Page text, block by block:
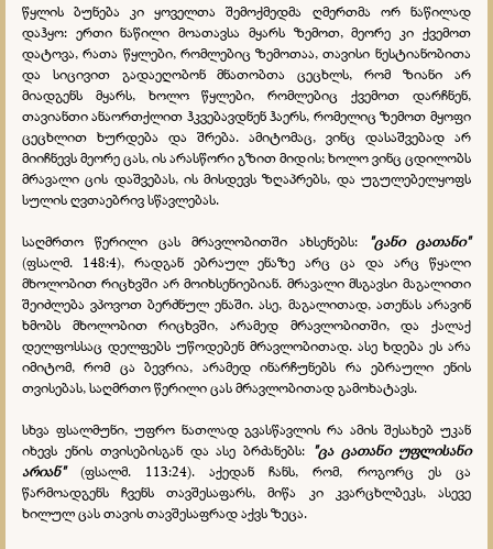
წყლის ბუნება კი ყოველთა შემოქმედმა ღმერთმა ორ ნაწილად
დაჰყო: ერთი ნაწილი მოათავსა მყარს ზემოთ, მეორე კი ქვემოთ
დატოვა, რათა წყლები, რომლებიც ზემოთაა, თავისი ნესტიანობითა
და სიცივით გადაეღობონ მნათობთა ცეცხლს, რომ ზიანი არ
მიადგენს მყარს, ხოლო წყლები, რომლებიც ქვემოთ დარჩნენ,
თავიანთი ანაორთქლით ჰკვებავდნენ ჰაერს, რომელიც ზემოთ მყოფი
ცეცხლით ხურდება და შრება. ამიტომაც, ვინც დასაშვებად არ
მიიჩნევს მეორე ცას, ის არასწორი გზით მიდის; ხოლო ვინც ცდილობს
მრავალი ცის დაშვებას, ის მისდევს ზღაპრებს, და უგულებელყოფს
სულის ღვთაებრივ სწავლებას.
საღმრთო წერილი ცას მრავლობითში ახსენებს:
"ცანი ცათანი"
(ფსალმ. 148:4), რადგან ებრაულ ენაზე არც ცა და არც წყალი
მხოლობით რიცხვში არ მოიხსენიებიან. მრავალი მსგავსი მაგალითი
შეიძლება ვპოვოთ ბერძნულ ენაში. ასე, მაგალითად, ათენას არავინ
ხმობს მხოლობით რიცხვში, არამედ მრავლობითში, და ქალაქ
დელფოსსაც დელფებს უწოდებენ მრავლობითად. ასე ხდება ეს არა
იმიტომ, რომ ცა ბევრია, არამედ ინარჩუნებს რა ებრაული ენის
თვისებას, საღმრთო წერილი ცას მრავლობითად გამოხატავს.
სხვა ფსალმუნი, უფრო ნათლად გვასწავლის რა ამის შესახებ უკან
იხევს ენის თვისებისგან და ასე ბრძანებს: "ცა ცათანი უფლისანი
არიან"(ფსალმ. 113:24). აქედან ჩანს, რომ, როგორც ეს ცა
წარმოადგენს ჩვენს თავშესაფარს, მიწა კი კვარცხლბეკს, ასევე
ხილულ ცას თავის თავშესაფრად აქვს ზეცა.